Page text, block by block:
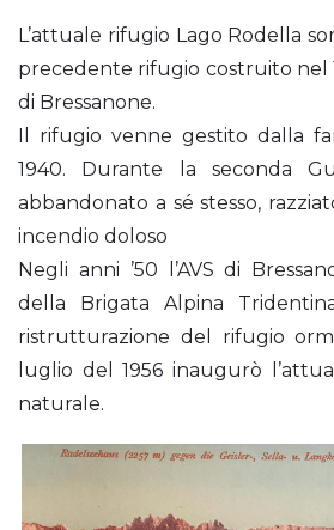
L’attuale rifugio Lago Rodella
precedente rifugio costruito nel
di Bressanone.
Il rifugio venne gestito dalla
1940. Durante la seconda
abbandonato a sé stesso,
incendio doloso
Negli anni ’50 l’AVS di
della Brigata Alpina
ristrutturazione del rifugio
luglio del 1956 inaugurò
naturale.